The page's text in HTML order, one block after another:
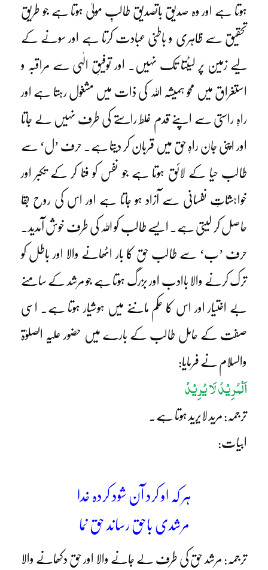
ہوتا ہے اور وہ صدیق باتصدیق طالبِ مولیٰ ہوتا ہے جو طریقِ
تحقیق سے ظاہری و باطنی عبادت کرتا ہے اور سونے کے
لیے زمین پر لیٹتا تک نہیں۔ اور توفیقِ الٰہی سے مراقبہ و
استغراق میں محو ہمیشہ اللہ کی ذات میں مشغول رہتا ہے اور
راہِ راستی سے اپنے قدم غلط راستے کی طرف نہیں لے جاتا
اور اپنی جان راہِ حق میں قربان کر دیتا ہے۔ حرف ’ل‘ سے
طالب حیا کے لائق ہوتا ہے جو نفس کو فنا کر کے تکبر اور
خواہشاتِ نفسانی سے آزاد ہو جاتا ہے اور اس کی روح بقا
حاصل کر لیتی ہے۔ ایسے طالب کو اللہ کی طرف خوش آمدید۔
حرف ’ب‘ سے طالب حق کا بار اٹھانے والا اور باطل کو
ترک کرنے والا باادب اور بزرگ ہوتا ہے جو مرشد کے سامنے
بے اختیار اور اس کا حکم ماننے میں ہوشیار ہوتا ہے۔ اسی
صفت کے حامل طالب کے بارے میں حضور علیہ الصلوٰۃ
والسلام نے فرمایا:
اَلْمُرِیْدُ لَا یُرِیْدُ
ترجمہ: مرید لایرید ہوتا ہے۔
ابیات:
ہر کہ او کرد آن شود کردہ خدا
مرشدی باحق رساند حق نما
ترجمہ: مرشد حق کی طرف لے جانے والا اور حق دکھانے والا